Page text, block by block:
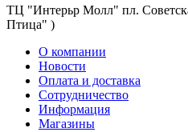
ТЦ "Интерьр Молл" пл.
Птица" )
О компании
Новости
Оплата и доставка
Сотрудничество
Информация
Магазины